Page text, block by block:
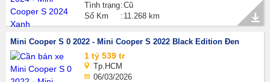
Tình trạng Cũ
Số Km
11.268 km
Mini Cooper S 0 2022 - Mini Cooper S 2022 Black Edition Đen
1 tỷ 539 tr
Tp.HCM
06/03/2026